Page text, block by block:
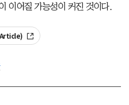
이어질 가능성이 커진 것이다.
Article)